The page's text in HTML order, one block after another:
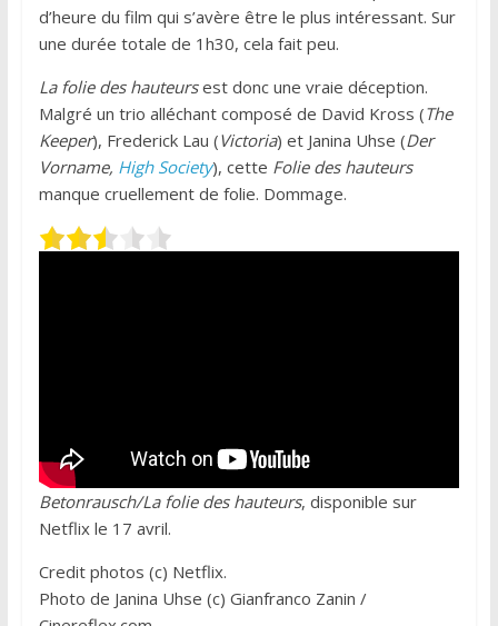
d’heure du film qui s’avère être le plus intéressant. Sur
une durée totale de 1h30, cela fait peu.
La folie des hauteursest donc une vraie déception.
Malgré un trio alléchant composé de David Kross (The
Keeper), Frederick Lau (Victoria) et Janina Uhse (Der
Vorname, High Society), cette Folie des hauteurs
manque cruellement de folie. Dommage.
Betonrausch/La folie des hauteurs, disponible sur
Netflix le 17 avril.
Credit photos (c) Netflix.
Photo de Janina Uhse (c) Gianfranco Zanin /